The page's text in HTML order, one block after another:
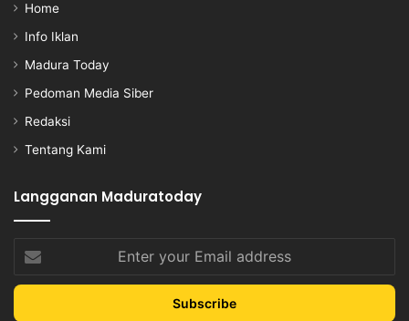
Home
Info Iklan
Madura Today
Pedoman Media Siber
Redaksi
Tentang Kami
Langganan Maduratoday
Enter
your
Email